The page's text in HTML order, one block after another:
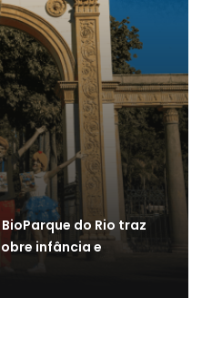
do Rio traz
infância e